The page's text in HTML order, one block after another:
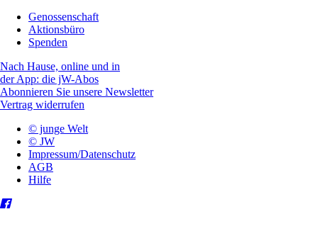
Genossenschaft
Aktionsbüro
Spenden
Nach Hause, online und in
der App: die jW-Abos
Abonnieren Sie unsere Newsletter
Vertrag widerrufen
© junge Welt
© JW
Impressum/Datenschutz
AGB
Hilfe